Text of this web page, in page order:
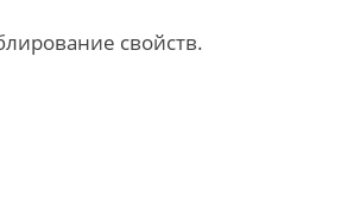
свойств.